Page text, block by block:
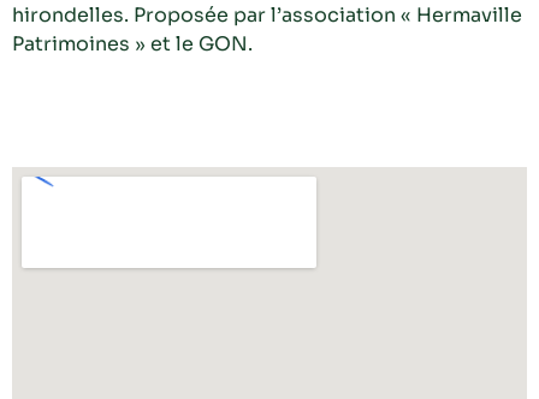
hirondelles. Proposée par l’association « Hermaville
Patrimoines » et le GON.